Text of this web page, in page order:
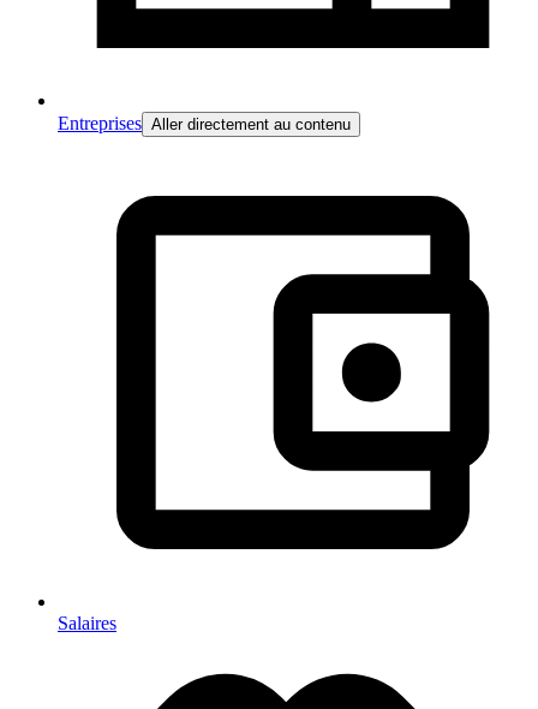
Entreprises Aller directement au contenu
Salaires